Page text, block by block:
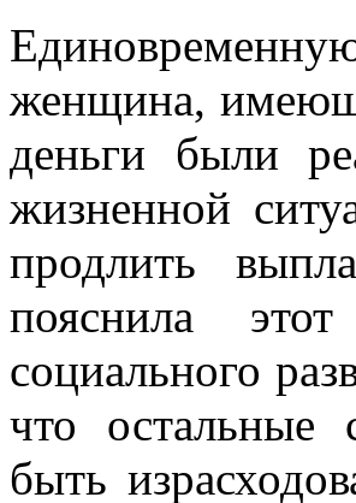
женщина,
деньги были
жизненной
продлить
пояснила
социального
что остальные
быть